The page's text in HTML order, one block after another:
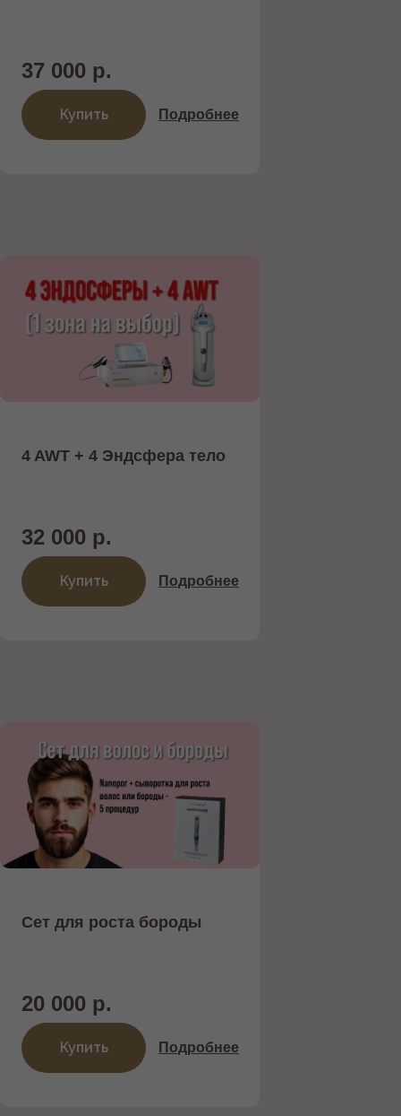
Подробнее
37 000 р.
Купить
Подробнее
32 000 р.
4 AWT + 4 Эндсфера тело
Купить
Подробнее
20 000 р.
Сет для роста бороды
Купить
ОБОРУДОВАНИЕ
LUMECCA —
ИННОВАЦИОННОЕ РЕШЕНИЕ
ДЛЯ ОМОЛОЖЕНИЯ КОЖИ.
Записаться на процедуру
Представляем новейший аппарат
Morpheus 8 и фотоомоложение с ...